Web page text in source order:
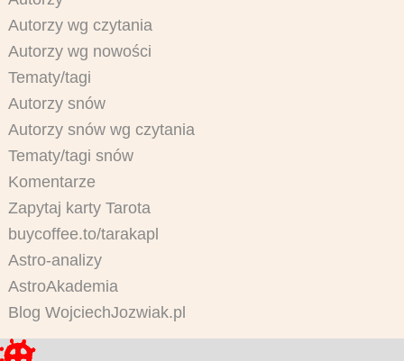
Autorzy wg czytania
Autorzy wg nowości
Tematy/tagi
Autorzy snów
Autorzy snów wg czytania
Tematy/tagi snów
Komentarze
Zapytaj karty Tarota
buycoffee.to/tarakapl
Astro-analizy
AstroAkademia
Blog WojciechJozwiak.pl